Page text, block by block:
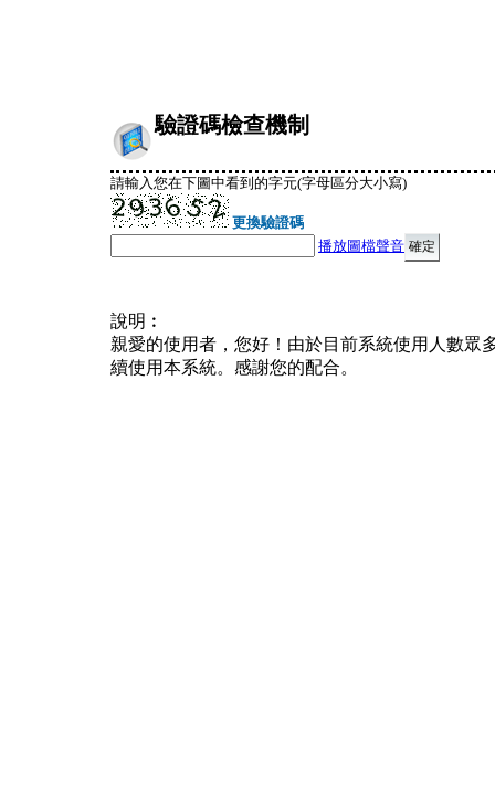
驗證碼檢查機制
請輸入您在下圖中看到的字元(字母區分大小寫)
更換驗證碼
播放圖檔聲音
說明︰
親愛的使用者，您好！由於目前系統使用人數眾
續使用本系統。感謝您的配合。